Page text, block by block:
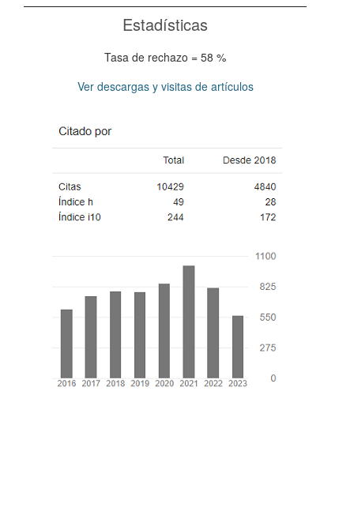
Estadísticas
Tasa de rechazo = 58 %
Ver descargas y visitas de artículos